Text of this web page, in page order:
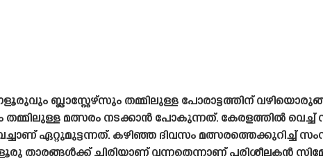
ബ്ലാസ്റ്റേഴ്‌സും തമ്മിലുള്ള പോരാട്ടത്തിന്
മത്സരം നടക്കാൻ പോകുന്നത്. കേരളത്തിൽ വെച്ച്
ഏറ്റുമുട്ടന്നത്. കഴിഞ്ഞ ദിവസം മത്സരത്തെക്കുറിച്ച്
താരങ്ങൾക്ക് ചിരിയാണ് വന്നതെന്നാണ് പരിശീലകൻ